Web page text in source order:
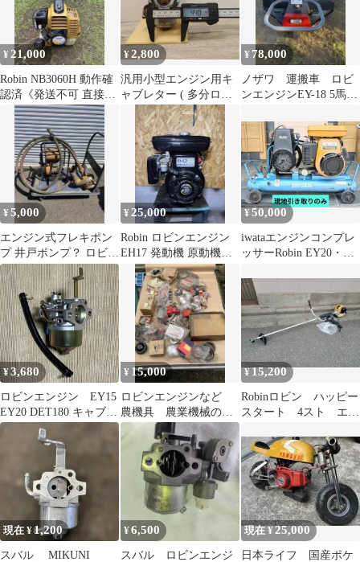
¥ 21,000
Robin NB3060H 動作確
認済《発送不可 直接取
引 長崎県》
¥2,800
汎用小型エンジン用キ
ャブレター ( 多分ロビ
ンエンジン?)
¥ 78,000
ノザワ 運搬車 ロビ
ンエンジンEY-18 5馬力
¥5,000
エンジン式フレキポン
プ 井戸ポンプ？ ロビン
ジャンク 引き取り限定
茨城県水戸市
¥25,000
Robin ロビンエンジン
EH17 発動機 原動機
OHV ガソリンエンジン
¥50,000
iwataエンジンコンプレ
ッサーRobin EY20・引
¥3,680
ロビンエンジン EY15
EY20 DET180 キャブレ
ター
¥ 15,000
ロビンエンジンなど
農機具 農業機械のパ
ーツ まとめ売り
¥15,200
Robinロビン ハッピー
スタート 4スト エン
BH2510H
現在 ¥1,200
スバル MIKUNI
¥6,500
スバル ロビンエンジ
現在 ¥25,000
日本ライフ 国産ポケ